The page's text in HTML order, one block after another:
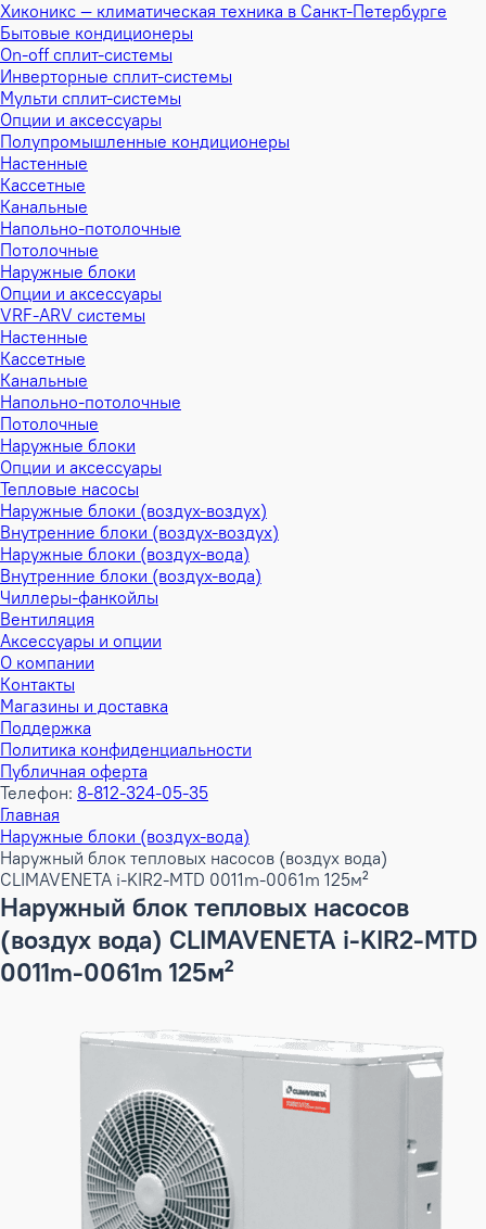
Хиконикс — климатическая техника в Санкт-Петербурге
Бытовые кондиционеры
On-off сплит-системы
Инверторные сплит-системы
Мульти сплит-системы
Опции и аксессуары
Полупромышленные кондиционеры
Настенные
Кассетные
Канальные
Напольно-потолочные
Потолочные
Наружные блоки
Опции и аксессуары
VRF-ARV системы
Настенные
Кассетные
Канальные
Напольно-потолочные
Потолочные
Наружные блоки
Опции и аксессуары
Тепловые насосы
Наружные блоки (воздух-воздух)
Внутренние блоки (воздух-воздух)
Наружные блоки (воздух-вода)
Внутренние блоки (воздух-вода)
Чиллеры-фанкойлы
Вентиляция
Аксессуары и опции
О компании
Контакты
Магазины и доставка
Поддержка
Политика конфиденциальности
Публичная оферта
Телефон: 8-812-324-05-35
Главная
Наружные блоки (воздух-вода)
Наружный блок тепловых насосов (воздух вода)
CLIMAVENETA i-KIR2-MTD 0011m-0061m 125м²
Наружный блок тепловых насосов
(воздух вода) CLIMAVENETA i-KIR2-MTD
0011m-0061m 125м²